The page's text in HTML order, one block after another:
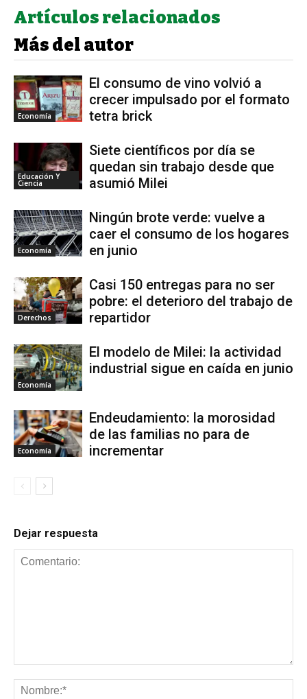
Artículos relacionados
Más del autor
Economía
El consumo de vino volvió a
crecer impulsado por el formato
tetra brick
Educación Y
Ciencia
Siete científicos por día se
quedan sin trabajo desde que
asumió Milei
Economía
Ningún brote verde: vuelve a
caer el consumo de los hogares
en junio
Derechos
Casi 150 entregas para no ser
pobre: el deterioro del trabajo de
repartidor
Economía
El modelo de Milei: la actividad
industrial sigue en caída en junio
Economía
Endeudamiento: la morosidad
de las familias no para de
incrementar
Dejar respuesta